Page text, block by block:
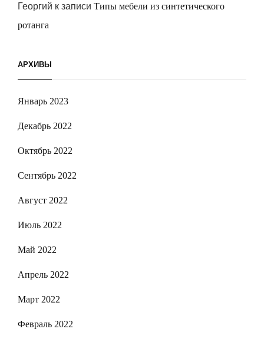
Георгий к записи Типы мебели из синтетического
ротанга
АРХИВЫ
Январь 2023
Декабрь 2022
Октябрь 2022
Сентябрь 2022
Август 2022
Июль 2022
Май 2022
Апрель 2022
Март 2022
Февраль 2022